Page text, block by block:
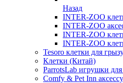
Назад
INTER-ZOO
INTER-ZOO
INTER-ZOO
INTER-ZOO
Tesoro клетки для
Клетки (Китай)
ParrotsLab игрушки
Comfy & Pet Inn